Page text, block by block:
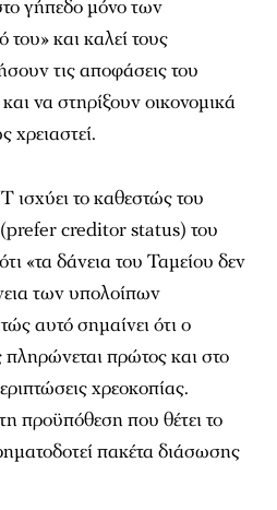
γήπεδο μόνο των
και καλεί τους
τις αποφάσεις του
να στηρίξουν οικονομικά
χρειαστεί.
ισχύει το καθεστώς του
creditor status) του
«τα δάνεια του Ταμείου δεν
των υπολοίπων
αυτό σημαίνει ότι ο
πρώτος και στο
χρεοκοπίας.
προϋπόθεση που θέτει το
πακέτα διάσωσης